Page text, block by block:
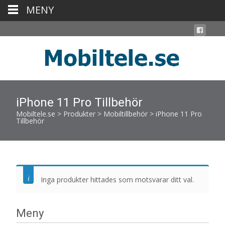
iPhone 11 Pro Tillbehör
Mobiltele.se > Produkter > Mobiltillbehör > iPhone 11 Pro
Tillbehör
Inga produkter hittades som motsvarar ditt val.
Meny
MENY